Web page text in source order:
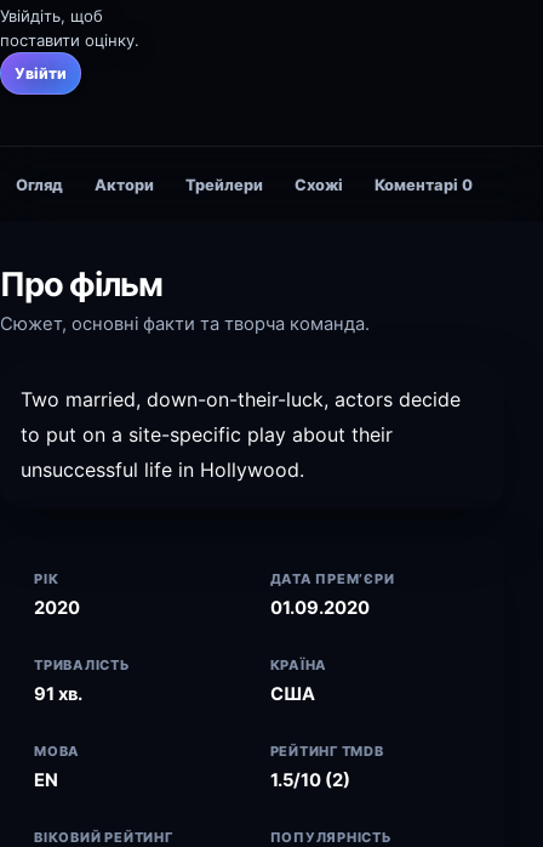
Увійдіть, щоб
поставити оцінку.
Увійти
Огляд Актори Трейлери Схожі Коментарі 0
Про фільм
Сюжет, основні факти та творча команда.
Two married, down-on-their-luck, actors decide
to put on a site-specific play about their
unsuccessful life in Hollywood.
РІК
2020
ДАТА ПРЕМ’ЄРИ
01.09.2020
ТРИВАЛІСТЬ
91 хв.
КРАЇНА
США
МОВА
EN
РЕЙТИНГ TMDB
1.5/10 (2)
ВІКОВИЙ РЕЙТИНГ ПОПУЛЯРНІСТЬ